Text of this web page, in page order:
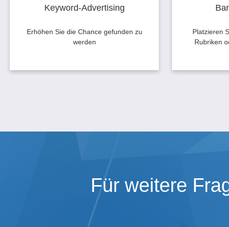
Keyword-Advertising
Erhöhen Sie die Chance gefunden zu
werden
wird oberhalb der Suchergebnis-Seite
eingeblendet sobald ein bestimmtes
Platzieren
Rubriken
werben
Im
die
Für weitere